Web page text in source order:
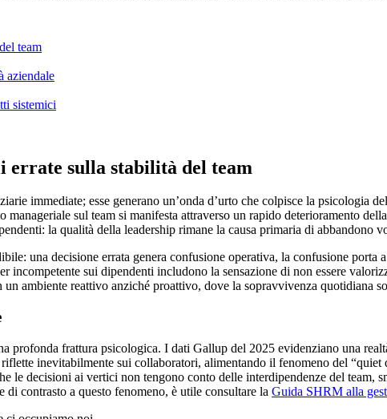
team
aziendale
sistemici
errate sulla stabilità del team
immediate; esse generano un’onda d’urto che colpisce la psicologia
sul team si manifesta attraverso un rapido deterioramento
la qualità della leadership rimane la causa primaria di abbandono
una decisione errata genera confusione operativa, la confusione
sui dipendenti includono la sensazione di non essere
ambiente reattivo anziché proattivo, dove la sopravvivenza quotidiana
profonda frattura psicologica. I dati Gallup del 2025 evidenziano una
inevitabilmente sui collaboratori, alimentando il fenomeno del
le decisioni ai vertici non tengono conto delle interdipendenze del
contrasto a questo fenomeno, è utile consultare la Guida SHRM alla